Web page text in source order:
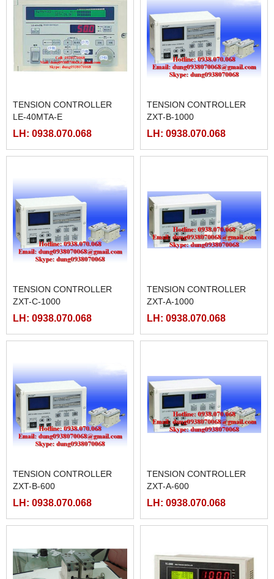
TENSION CONTROLLER
LE-40MTA-E
LH: 0938.070.068
TENSION CONTROLLER
ZXT-B-1000
LH: 0938.070.068
TENSION CONTROLLER
ZXT-C-1000
LH: 0938.070.068
TENSION CONTROLLER
ZXT-A-1000
LH: 0938.070.068
TENSION CONTROLLER
ZXT-B-600
LH: 0938.070.068
TENSION CONTROLLER
ZXT-A-600
LH: 0938.070.068